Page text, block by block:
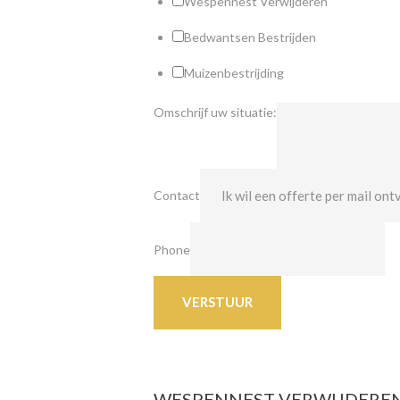
Bedwantsen Bestrijden
Muizenbestrijding
Omschrijf uw situatie:
Contact
Phone
VERSTUUR